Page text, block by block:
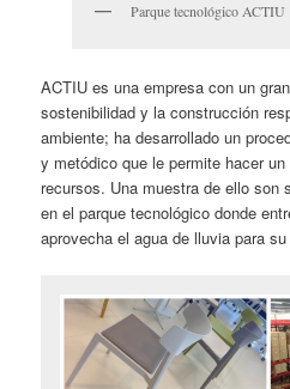
Parque tecnológico ACTIU
ACTIU es una empresa con un
sostenibilidad y la construcción
ambiente; ha desarrollado un
y metódico que le permite hacer
recursos. Una muestra de ello
en el parque tecnológico donde
aprovecha el agua de lluvia para